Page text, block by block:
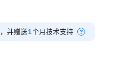
，并赠送1个月技术支持 ?